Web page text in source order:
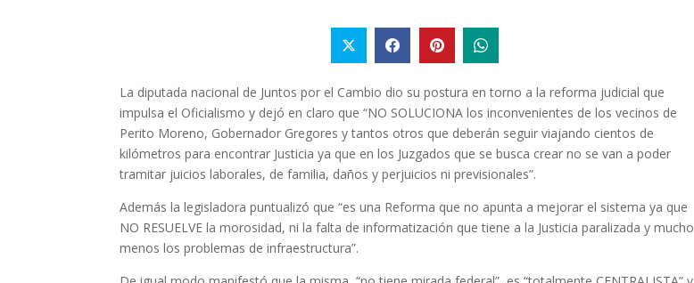
La diputada nacional de Juntos por el Cambio dio su postura en torno a la reforma judicial que
impulsa el Oficialismo y dejó en claro que “NO SOLUCIONA los inconvenientes de los vecinos de
Perito Moreno, Gobernador Gregores y tantos otros que deberán seguir viajando cientos de
kilómetros para encontrar Justicia ya que en los Juzgados que se busca crear no se van a poder
tramitar juicios laborales, de familia, daños y perjuicios ni previsionales”.
Además la legisladora puntualizó que “es una Reforma que no apunta a mejorar el sistema ya que
NO RESUELVE la morosidad, ni la falta de informatización que tiene a la Justicia paralizada y mucho
menos los problemas de infraestructura”.